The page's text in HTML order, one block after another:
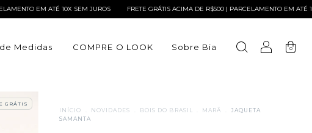
ATÉ 10X SEM JUROS FRETE GRÁTIS ACIMA DE R$500 | PARCELAMENTO EM ATÉ 10X SEM
Medidas COMPRE O LOOK Sobre Bia 0
GRÁTIS
INÍCIO NOVIDADES BOIS DO BRASIL MARÃ
JAQUETA
SAMANTA